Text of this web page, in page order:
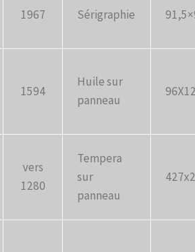
1967 Sérigraphie
1594
Huile sur
panneau
vers
1280
Tempera
sur
panneau